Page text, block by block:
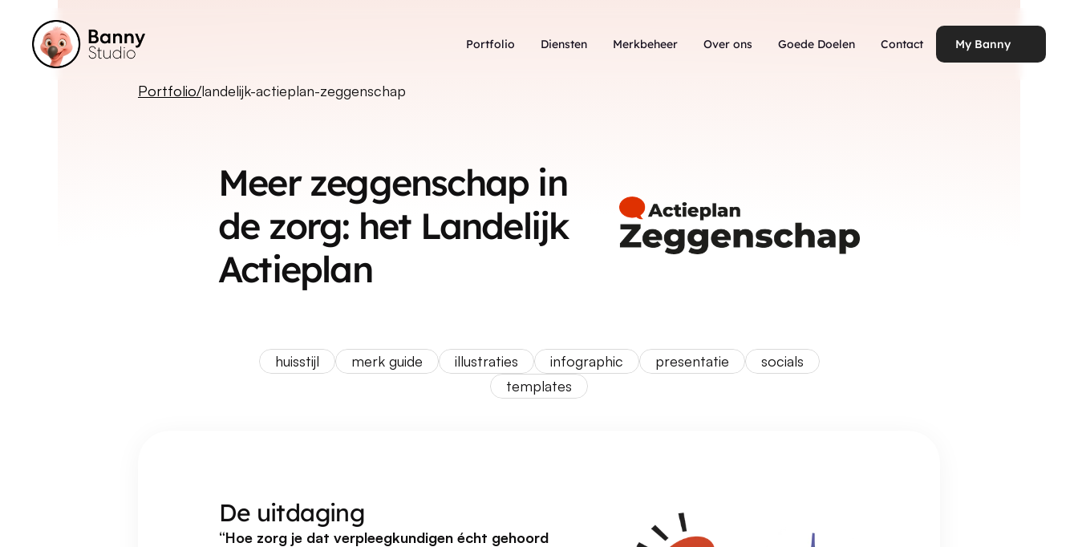
Portfolio Diensten Merkbeheer Over ons Goede Doelen Contact My Banny
Portfolio/landelijk-actieplan-zeggenschap
Meer zeggenschap in
de zorg: het Landelijk
Actieplan
huisstijl merk guide illustraties infographic presentatie
socials
templates
De uitdaging
“Hoe zorg je dat verpleegkundigen écht gehoord